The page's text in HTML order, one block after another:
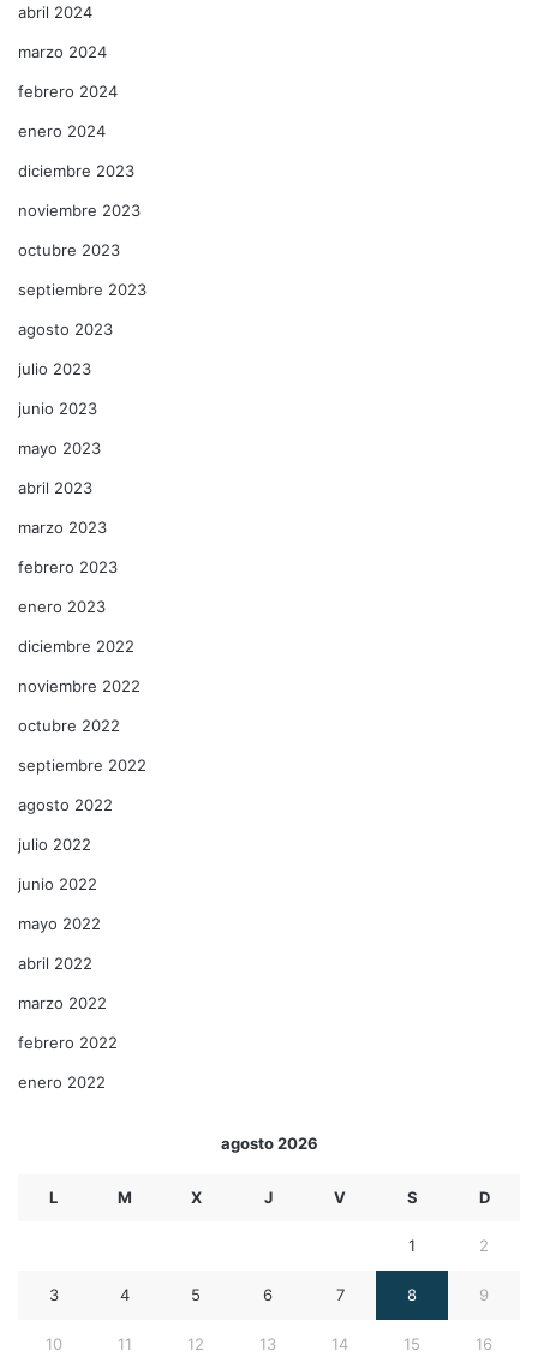
abril 2024
marzo 2024
febrero 2024
enero 2024
diciembre 2023
noviembre 2023
octubre 2023
septiembre 2023
agosto 2023
julio 2023
junio 2023
mayo 2023
abril 2023
marzo 2023
febrero 2023
enero 2023
diciembre 2022
noviembre 2022
octubre 2022
septiembre 2022
agosto 2022
julio 2022
junio 2022
mayo 2022
abril 2022
marzo 2022
febrero 2022
enero 2022
agosto 2026
L M X J V S D
1 2
3 4 5 6 7 8 9
10 11 12 13 14 15 16